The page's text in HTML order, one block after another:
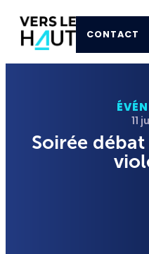
CONTACT
11
Soirée